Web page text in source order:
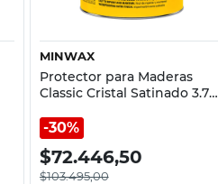
MINWAX
Protector para Maderas
Classic Cristal Satinado 3.785
30%
$72.446,50
$103.495,00